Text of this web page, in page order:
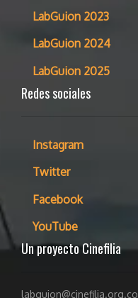
LabGuion 2023
LabGuion 2024
LabGuion 2025
Redes sociales
Instagram
Twitter
Facebook
YouTube
Un proyecto Cinefilia
labguion@cinefilia.org.co